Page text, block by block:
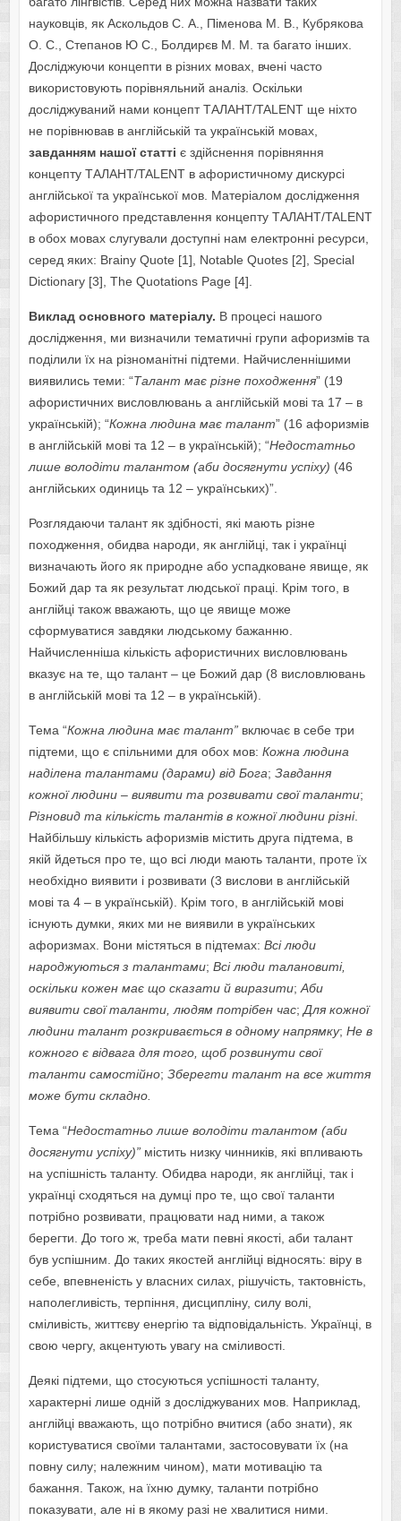
науковців, як Аскольдов С. А., Піменова М. В., Кубрякова
О. С., Степанов Ю С., Болдирєв М. М. та багато інших.
Досліджуючи концепти в різних мовах, вчені часто
використовують порівняльний аналіз. Оскільки
досліджуваний нами концепт ТАЛАНТ/TALENT ще ніхто
не порівнював в англійській та українській мовах,
завданням нашої статті є здійснення порівняння
концепту ТАЛАНТ/TALENT в афористичному дискурсі
англійської та української мов. Матеріалом дослідження
афористичного представлення концепту ТАЛАНТ/TALENT
в обох мовах слугували доступні нам електронні ресурси,
серед яких: Brainy Quote [1], Notable Quotes [2], Special
Dictionary [3], The Quotations Page [4].
Виклад основного матеріалу. В процесі нашого
дослідження, ми визначили тематичні групи афоризмів та
поділили їх на різноманітні підтеми. Найчисленнішими
виявились теми: “Талант має різне походження” (19
афористичних висловлювань а англійській мові та 17 – в
українській); “Кожна людина має талант” (16 афоризмів
в англійській мові та 12 – в українській); “Недостатньо
лише володіти талантом (аби досягнути успіху) (46
англійських одиниць та 12 – українських)”.
Розглядаючи талант як здібності, які мають різне
походження, обидва народи, як англійці, так і українці
визначають його як природне або успадковане явище, як
Божий дар та як результат людської праці. Крім того, в
англійці також вважають, що це явище може
сформуватися завдяки людському бажанню.
Найчисленніша кількість афористичних висловлювань
вказує на те, що талант – це Божий дар (8 висловлювань
в англійській мові та 12 – в українській).
Тема “Кожна людина має талант” включає в себе три
підтеми, що є спільними для обох мов: Кожна людина
наділена талантами (дарами) від Бога; Завдання
кожної людини – виявити та розвивати свої таланти;
Різновид та кількість талантів в кожної людини різні.
Найбільшу кількість афоризмів містить друга підтема, в
якій йдеться про те, що всі люди мають таланти, проте їх
необхідно виявити і розвивати (3 вислови в англійській
мові та 4 – в українській). Крім того, в англійській мові
існують думки, яких ми не виявили в українських
афоризмах. Вони містяться в підтемах: Всі люди
народжуються з талантами; Всі люди талановиті,
оскільки кожен має що сказати й виразити;Аби
виявити свої таланти, людям потрібен час;Для кожної
людини талант розкривається в одному напрямку; Не в
кожного є відвага для того, щоб розвинути свої
таланти самостійно; Зберегти талант на все життя
може бути складно.
Тема “Недостатньо лише володіти талантом (аби
досягнути успіху)”містить низку чинників, які впливають
на успішність таланту. Обидва народи, як англійці, так і
українці сходяться на думці про те, що свої таланти
потрібно розвивати, працювати над ними, а також
берегти. До того ж, треба мати певні якості, аби талант
був успішним. До таких якостей англійці відносять: віру в
себе, впевненість у власних силах, рішучість, тактовність,
наполегливість, терпіння, дисципліну, силу волі,
сміливість, життєву енергію та відповідальність. Українці, в
свою чергу, акцентують увагу на сміливості.
Деякі підтеми, що стосуються успішності таланту,
характерні лише одній з досліджуваних мов. Наприклад,
англійці вважають, що потрібно вчитися (або знати), як
користуватися своїми талантами, застосовувати їх (на
повну силу; належним чином), мати мотивацію та
бажання. Також, на їхню думку, таланти потрібно
показувати, але ні в якому разі не хвалитися ними.